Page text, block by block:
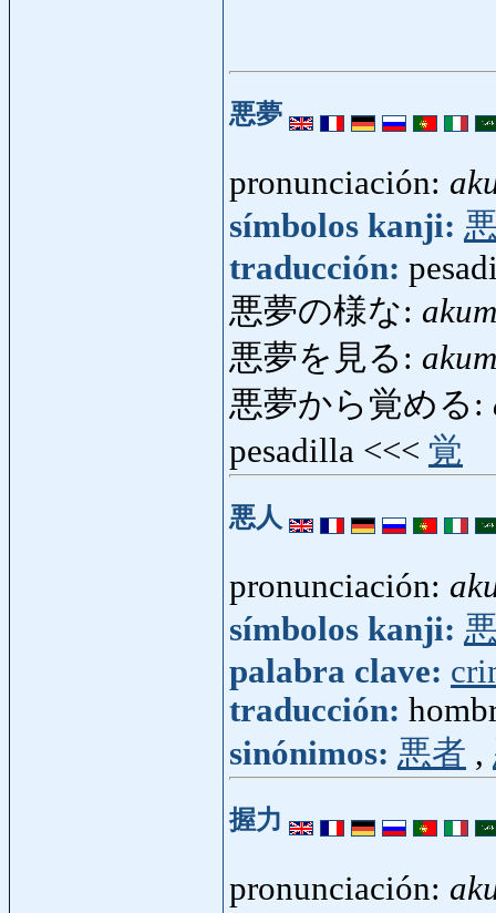
悪夢
pronunciación:
símbolos kanji:
traducción:
悪夢の様な:
悪夢を見る:
悪夢から覚める:
pesadilla <<< 覚
悪人
pronunciación:
símbolos kanji:
palabra clave:
traducción:
sinónimos: 悪者 ,
握力
pronunciación: